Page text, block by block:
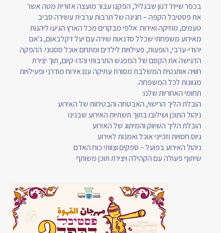
בכפר שייח' דנון שבגליל, הפקנו עבור מועצה אזורית מטה אשר
את פסטיבל הקפה – חגיגה של תרבות ערבית עשירה סביב
טעמים, מוזיקה ואירוח. אלפי מבקרים מכל הארץ הגיעו ליהנות
מאירוע משפחתי שכלל סדנאות שירה עם יעל דקלבאום, ג'אם
יהודי-ערבי, הופעות, פעילויות לילדים ומתחם אוכל ססגוני. ההפקה
הדגישה את הקסם של המפגש התרבותי והדו-קיום, תוך יצירת
חוויה אותנטית המשלבת מסורת עתיקה עם אירוח מודרני ופעילויות
מגוונות לכל המשפחה.
תחומי האחריות שלנו:
הובלת הליך הרישוי, האבטחה והבטיחות של האירוע
ניהול התוכן ושילובו בתוך תשתיות האירוע שבנינו
הובלת הליך השיווק והמיתוג של האירוע
גיוס חסויות וזכייני אוכל ואמנות לאירוע
ניהול האירוע בפועל – ספקים וצוותי כוח האדם
שיתוף פעולה עם הקהילה ויצירת תוכן משותף